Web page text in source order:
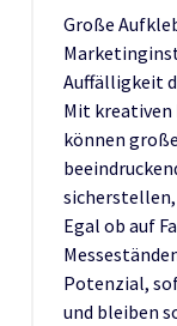
Große
Auffälligkeit
Mit kreativen
können
sicherstellen,
Egal ob auf
Potenzial,
und bleiben